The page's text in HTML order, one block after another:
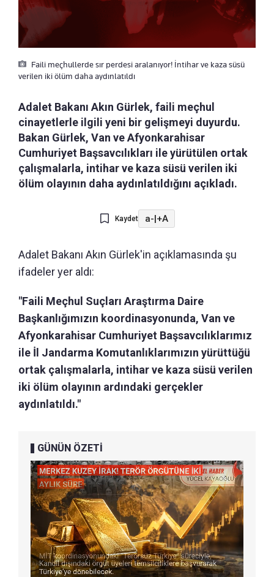
Faili meçhullerde sır perdesi aralanıyor! İntihar ve kaza süsü
verilen iki ölüm daha aydınlatıldı
Adalet Bakanı Akın Gürlek, faili meçhul
cinayetlerle ilgili yeni bir gelişmeyi duyurdu.
Bakan Gürlek, Van ve Afyonkarahisar
Cumhuriyet Başsavcılıkları ile yürütülen ortak
çalışmalarla, intihar ve kaza süsü verilen iki
ölüm olayının daha aydınlatıldığını açıkladı.
Kaydet a-|+A
Adalet Bakanı Akın Gürlek'in açıklamasında şu
ifadeler yer aldı:
"Faili Meçhul Suçları Araştırma Daire
Başkanlığımızın koordinasyonunda, Van ve
Afyonkarahisar Cumhuriyet Başsavcılıklarımız
ile İl Jandarma Komutanlıklarımızın yürüttüğü
ortak çalışmalarla, intihar ve kaza süsü verilen
iki ölüm olayının ardındaki gerçekler
aydınlatıldı."
GÜNÜN ÖZETİ